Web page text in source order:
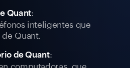
Quant:
inteligentes que
Quant.
de Quant:
computadoras, que